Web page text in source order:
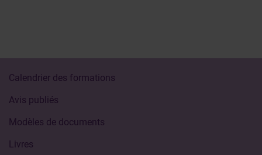
Calendrier des formations
Avis publiés
Modèles de documents
Livres